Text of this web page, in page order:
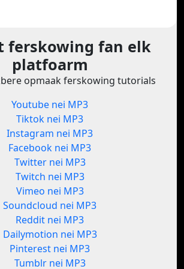
ferskowing fan elk
platfoarm
opmaak ferskowing tutorials
Youtube nei MP3
Tiktok nei MP3
Instagram nei MP3
Facebook nei MP3
Twitter nei MP3
Twitch nei MP3
Vimeo nei MP3
Soundcloud nei MP3
Reddit nei MP3
Dailymotion nei MP3
Pinterest nei MP3
Tumblr nei MP3